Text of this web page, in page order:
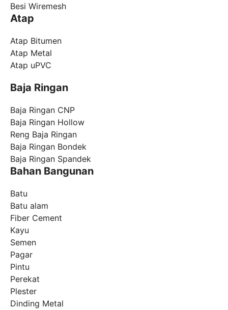
Besi Wiremesh
Atap
Atap Bitumen
Atap Metal
Atap uPVC
Baja Ringan
Baja Ringan CNP
Baja Ringan Hollow
Reng Baja Ringan
Baja Ringan Bondek
Baja Ringan Spandek
Bahan Bangunan
Batu
Batu alam
Fiber Cement
Kayu
Semen
Pagar
Pintu
Perekat
Plester
Dinding Metal